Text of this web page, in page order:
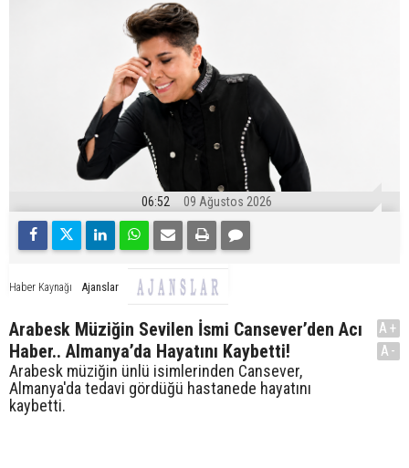
06:52 09 Ağustos 2026
Haber Kaynağı Ajanslar
Arabesk Müziğin Sevilen İsmi Cansever’den Acı
Haber.. Almanya’da Hayatını Kaybetti!
Arabesk müziğin ünlü isimlerinden Cansever,
Almanya'da tedavi gördüğü hastanede hayatını
kaybetti.
A+
A-